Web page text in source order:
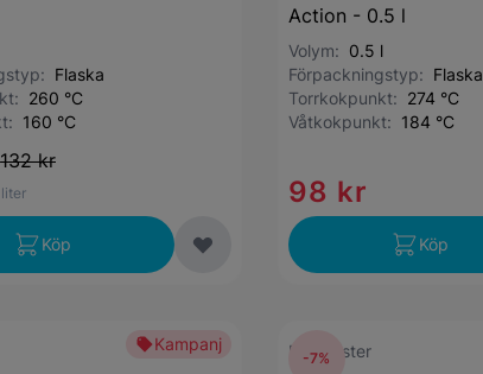
Flaska
260 °C
160 °C
132 kr
Köp
Action - 0.5 l
Volym: 0.5 l
Förpackningstyp: Flaska
Torrkokpunkt: 274 °C
Våtkokpunkt: 184 °C
98 kr
Köp
Kampanj ProMeister
-7%